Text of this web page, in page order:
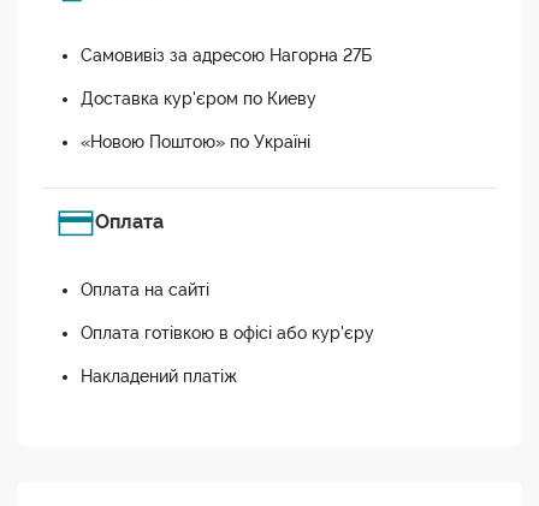
Самовивіз за адресою Нагорна 27Б
Доставка кур'єром по Киеву
«Новою Поштою» по Україні
Оплата
Оплата на сайті
Оплата готівкою в офісі або кур'єру
Накладений платіж